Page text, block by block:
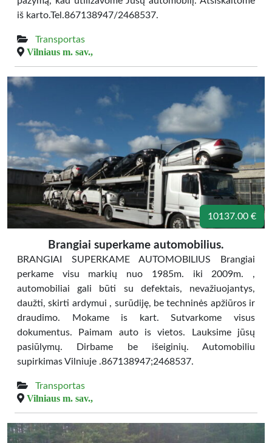
iš karto.Tel.867138947/2468537.
Transportas
Vilniaus m. sav.,
10137.00 €
Brangiai superkame automobilius.
BRANGIAI SUPERKAME AUTOMOBILIUS Brangiai
perkame visu markių nuo 1985m. iki 2009m. ,
automobiliai gali būti su defektais, nevažiuojantys,
daužti, skirti ardymui , surūdiję, be techninės apžiūros ir
draudimo. Mokame is kart. Sutvarkome visus
dokumentus. Paimam auto is vietos. Lauksime jūsų
pasiūlymų. Dirbame be išeiginių. Automobiliu
supirkimas Vilniuje .867138947;2468537.
Transportas
Vilniaus m. sav.,